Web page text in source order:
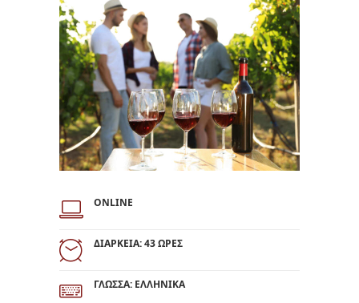
ONLINE
ΔΙΑΡΚΕΙΑ: 43 ΩΡΕΣ
ΓΛΩΣΣΑ: ΕΛΛΗΝΙΚΑ